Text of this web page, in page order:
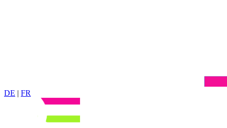
DE | FR